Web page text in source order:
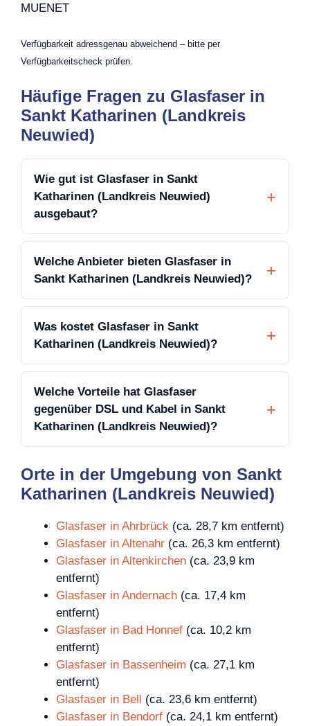
MUENET
Verfügbarkeit adressgenau abweichend – bitte per
Verfügbarkeitscheck prüfen.
Häufige Fragen zu Glasfaser in
Sankt Katharinen (Landkreis
Neuwied)
Wie gut ist Glasfaser in Sankt
Katharinen (Landkreis Neuwied)
ausgebaut?
Welche Anbieter bieten Glasfaser in
Sankt Katharinen (Landkreis Neuwied)?
Was kostet Glasfaser in Sankt
Katharinen (Landkreis Neuwied)?
Welche Vorteile hat Glasfaser
gegenüber DSL und Kabel in Sankt
Katharinen (Landkreis Neuwied)?
Orte in der Umgebung von Sankt
Katharinen (Landkreis Neuwied)
Glasfaser in Ahrbrück (ca. 28,7 km entfernt)
Glasfaser in Altenahr (ca. 26,3 km entfernt)
Glasfaser in Altenkirchen (ca. 23,9 km
entfernt)
Glasfaser in Andernach (ca. 17,4 km
entfernt)
Glasfaser in Bad Honnef (ca. 10,2 km
entfernt)
Glasfaser in Bassenheim (ca. 27,1 km
entfernt)
Glasfaser in Bell (ca. 23,6 km entfernt)
Glasfaser in Bendorf (ca. 24,1 km entfernt)